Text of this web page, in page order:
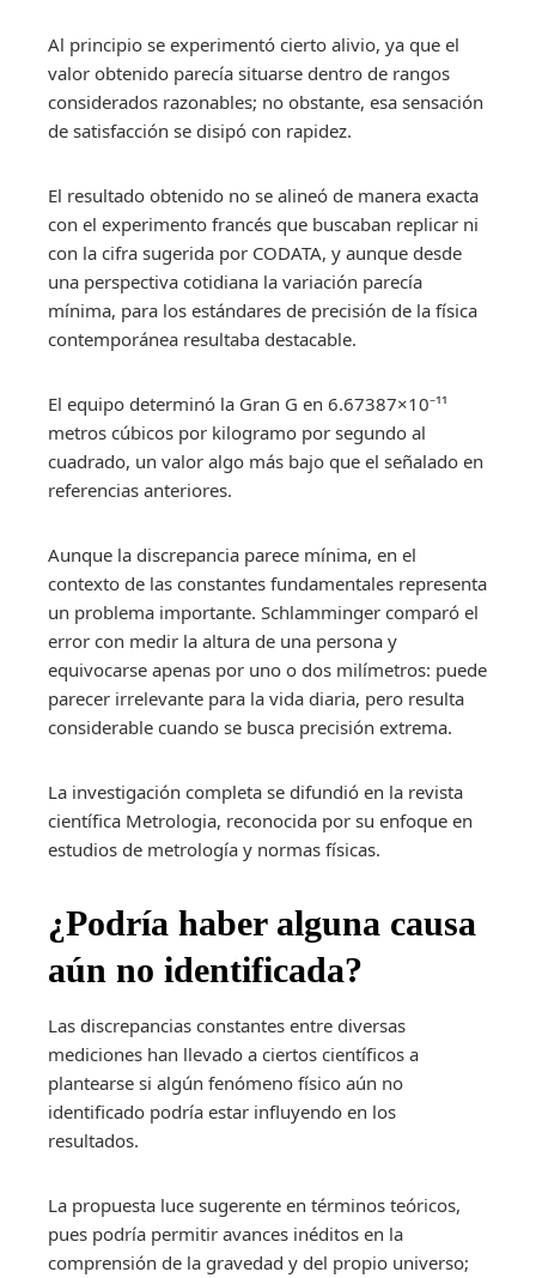
Al principio se experimentó cierto alivio, ya que el
valor obtenido parecía situarse dentro de rangos
considerados razonables; no obstante, esa sensación
de satisfacción se disipó con rapidez.
El resultado obtenido no se alineó de manera exacta
con el experimento francés que buscaban replicar ni
con la cifra sugerida por CODATA, y aunque desde
una perspectiva cotidiana la variación parecía
mínima, para los estándares de precisión de la física
contemporánea resultaba destacable.
El equipo determinó la Gran G en 6.67387×10⁻¹¹
metros cúbicos por kilogramo por segundo al
cuadrado, un valor algo más bajo que el señalado en
referencias anteriores.
Aunque la discrepancia parece mínima, en el
contexto de las constantes fundamentales representa
un problema importante. Schlamminger comparó el
error con medir la altura de una persona y
equivocarse apenas por uno o dos milímetros: puede
parecer irrelevante para la vida diaria, pero resulta
considerable cuando se busca precisión extrema.
La investigación completa se difundió en la revista
científica Metrologia, reconocida por su enfoque en
estudios de metrología y normas físicas.
¿Podría haber alguna causa
aún no identificada?
Las discrepancias constantes entre diversas
mediciones han llevado a ciertos científicos a
plantearse si algún fenómeno físico aún no
identificado podría estar influyendo en los
resultados.
La propuesta luce sugerente en términos teóricos,
pues podría permitir avances inéditos en la
comprensión de la gravedad y del propio universo;